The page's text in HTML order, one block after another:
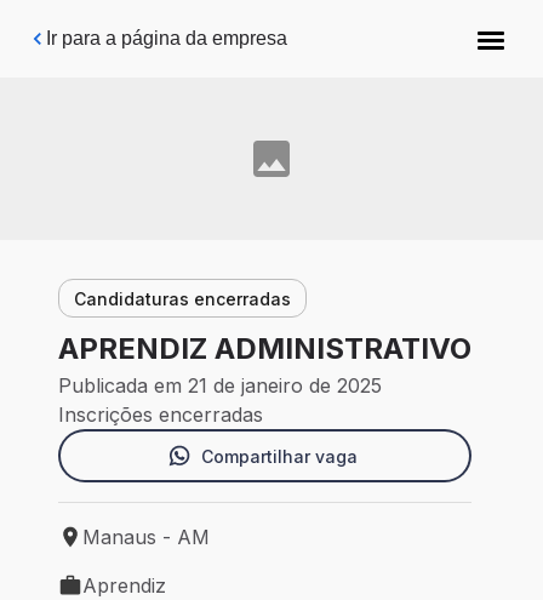
Pular para o conteúdo principal
Ir para a página da empresa
Candidaturas encerradas
APRENDIZ ADMINISTRATIVO
Publicada em 21 de janeiro de 2025
Inscrições encerradas
Compartilhar vaga
Local de trabalho: Manaus - AM
Manaus - AM
Aprendiz